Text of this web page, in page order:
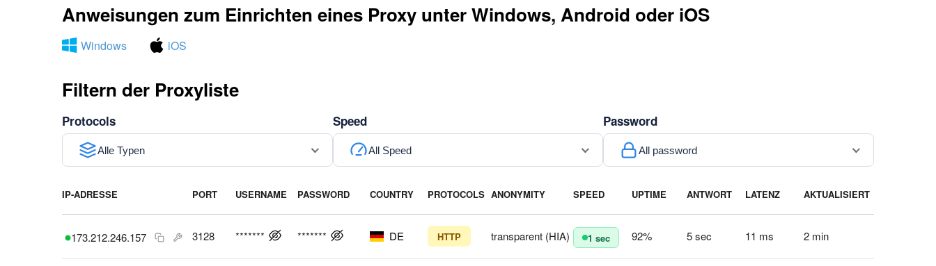
Anweisungen zum Einrichten eines Proxy unter Windows, Android oder iOS
Windows iOS
Filtern der Proxyliste
Protocols
Alle Typen
Speed
All Speed
Password
All password
IP-ADRESSE PORT USERNAME PASSWORD COUNTRY PROTOCOLS ANONYMITY SPEED UPTIME ANTWORT LATENZ AKTUALISIERT
173.212.246.157 3128 ******* ******* DE HTTP transparent (HIA) 1 sec 92% 5 sec 11 ms 2 min